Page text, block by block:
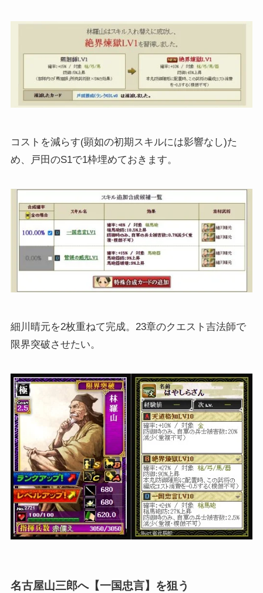
コストを減らす(顕如の初期スキルには影響なし)た
め、戸田のS1で1枠埋めておきます。
細川晴元を2枚重ねて完成。23章のクエスト吉法師で
限界突破させたい。
名古屋山三郎へ【一国忠言】を狙う